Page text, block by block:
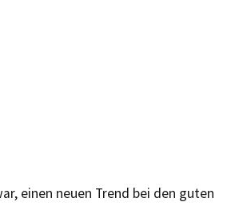
einen neuen Trend bei den guten